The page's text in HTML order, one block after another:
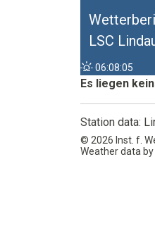
LSC
06:08:05
Es liegen
Station data:
© 2026 Inst. f.
Weather data by